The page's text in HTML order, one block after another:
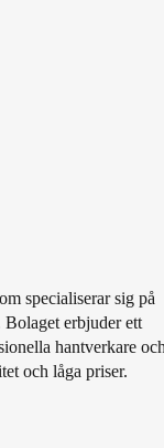
specialiserar sig på
erbjuder ett
hantverkare
och låga priser.